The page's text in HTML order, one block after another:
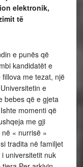
elektronik,
të
e punës që
kandidatët e
me tezat, një
e
bebes që e gjeta
momenti që
me gji
« nurrisë »
tradita në familjet
universitetit nuk